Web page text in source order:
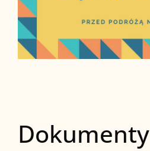
Dokumenty